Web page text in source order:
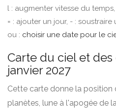
l : augmenter vitesse du
= : ajouter un jour, - : soustraire
ou : choisir une date pour le
Carte du ciel et
janvier 2027
Cette carte donne la position
planètes, lune à l'apogée de